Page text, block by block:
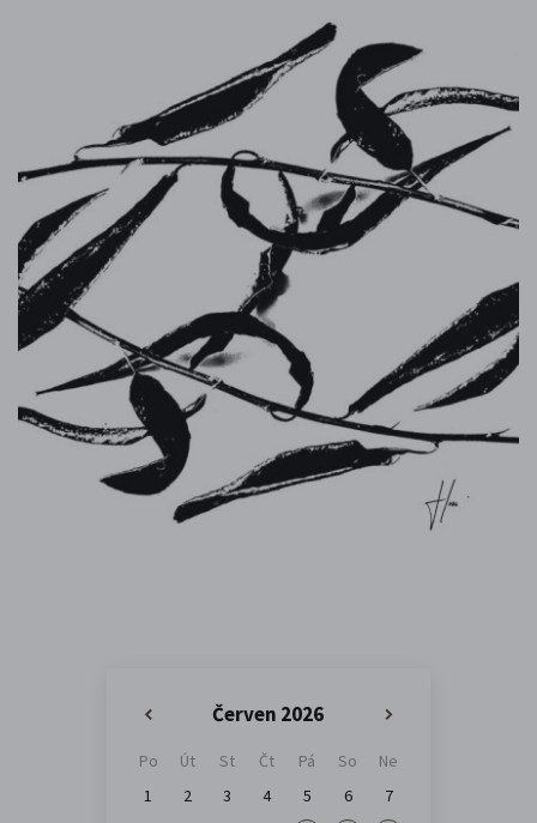
Červen 2026
Po Út St Čt Pá So
Ne
1
2 3 4 5 6
7